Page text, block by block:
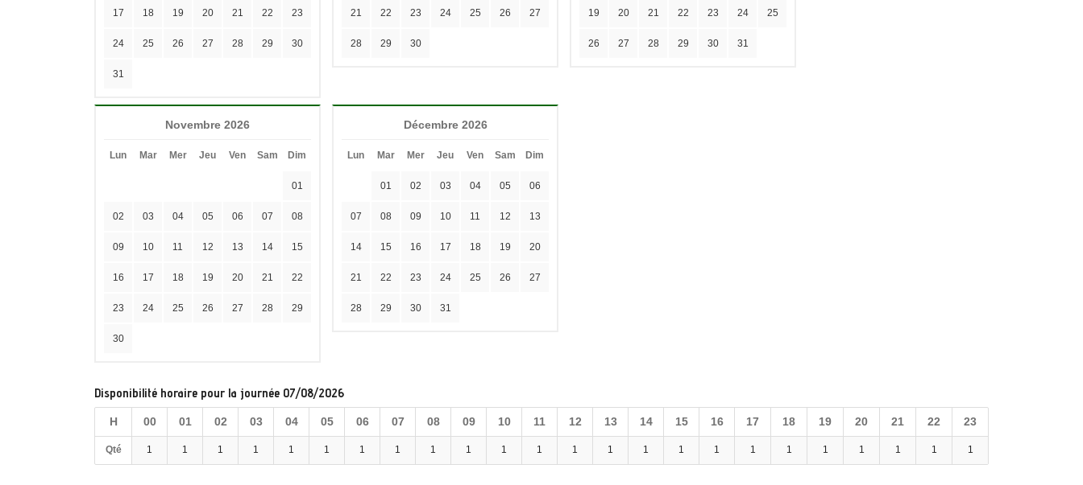
17 18 19 20 21 22 23
24 25 26 27 28 29 30
31
21 22 23 24 25 26 27
28 29 30
19 20 21 22 23 24 25
26 27 28 29 30 31
Novembre 2026
Lun Mar Mer Jeu Ven Sam Dim
01
02 03 04 05 06 07 08
09 10 11 12 13 14 15
16 17 18 19 20 21 22
23 24 25 26 27 28 29
30
Décembre 2026
Lun Mar Mer Jeu Ven Sam Dim
01 02 03 04 05 06
07 08 09 10 11 12 13
14 15 16 17 18 19 20
21 22 23 24 25 26 27
28 29 30 31
Disponibilité horaire pour la journée 07/08/2026
H 00 01 02 03 04 05 06 07 08 09 10 11 12 13 14 15 16 17 18 19 20 21 22 23
Qté 1 1 1 1 1 1 1 1 1 1 1 1 1 1 1 1 1 1 1 1 1 1 1 1